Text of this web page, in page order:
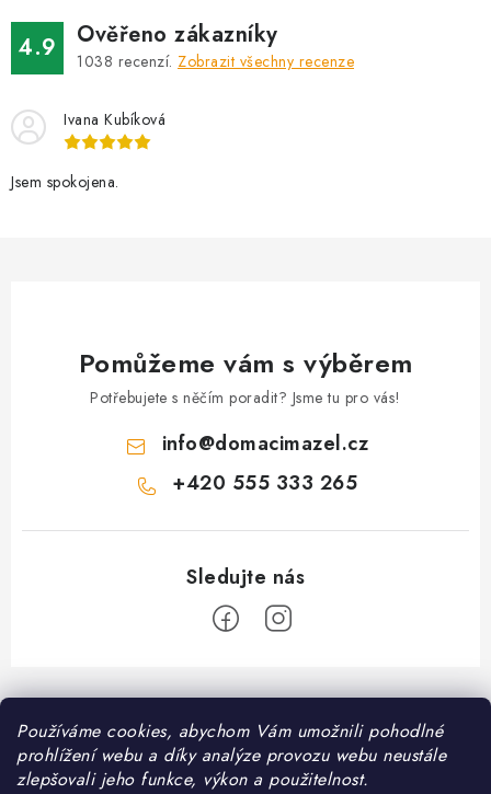
Používáme cookies, abychom Vám umožnili pohodlné
prohlížení webu a díky analýze provozu webu neustále
zlepšovali jeho funkce, výkon a použitelnost.
4.9 Ověřeno zákazníky
1038 recenzí. Zobrazit všechny recenze
Ivana Kubíková
Jsem spokojena.
Pomůžeme vám s výběrem
Potřebujete s něčím poradit? Jsme tu pro vás!
info@domacimazel.cz
+420 555 333 265
Z
á
Informace pro vás
Kontakt
❤️ Oblíbené kategorie